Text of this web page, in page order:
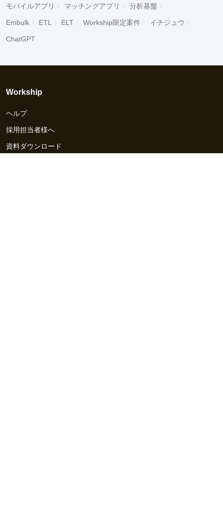
モバイルアプリ マッチングアプリ 分析基盤
Embulk ETL ELT Workship限定案件 イチジュウ
ChatGPT
Workship
ヘルプ
採用担当者様へ
資料ダウンロード